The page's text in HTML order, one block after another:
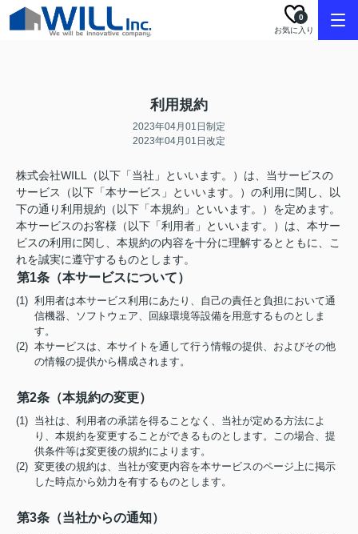
お気に入り
0
利用規約
2023年04月01日制定
2023年04月01日改定
株式会社WILL（以下「当社」といいます。）は、当サービスの
サービス（以下「本サービス」といいます。）の利用に関し、以
下の通り利用規約（以下「本規約」といいます。）を定めます。
本サービスのお客様（以下「利用者」といいます。）は、本サー
ビスの利用に関し、本規約の内容を十分に理解するとともに、こ
れを誠実に遵守するものとします。
第1条（本サービスについて）
(1) 利用者は本サービス利用にあたり、自己の責任と負担において通
信機器、ソフトウェア、回線環境等設備を用意するものとしま
す。
(2) 本サービスは、本サイトを通して行う情報の提供、およびその他
の情報の提供から構成されます。
第2条（本規約の変更）
(1) 当社は、利用者の承諾を得ることなく、当社が定める方法によ
り、本規約を変更することができるものとします。この場合、提
供条件等は変更後の規約によります。
(2) 変更後の規約は、当社が変更内容を本サービスのページ上に掲示
した時点から効力を有するものとします。
第3条（当社からの通知）